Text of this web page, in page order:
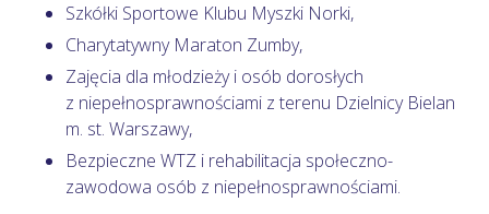
Szkółki Sportowe Klubu Myszki Norki,
Charytatywny Maraton Zumby,
Zajęcia dla młodzieży i osób dorosłych
z niepełnosprawnościami z terenu Dzielnicy Bielan
m. st. Warszawy,
Bezpieczne WTZ i rehabilitacja społeczno-
zawodowa osób z niepełnosprawnościami.